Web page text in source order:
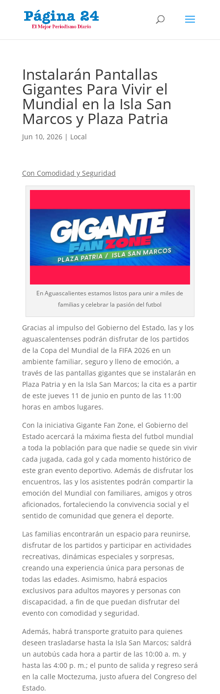
Instalarán Pantallas
Gigantes Para Vivir el
Mundial en la Isla San
Marcos y Plaza Patria
Jun 10, 2026| Local
Con Comodidad y Seguridad
En Aguascalientes estamos listos para unir a miles de
familias y celebrar la pasión del futbol
Gracias al impulso del Gobierno del Estado, las y los
aguascalentenses podrán disfrutar de los partidos
de la Copa del Mundial de la FIFA 2026 en un
ambiente familiar, seguro y lleno de emoción, a
través de las pantallas gigantes que se instalarán en
Plaza Patria y en la Isla San Marcos; la cita es a partir
de este jueves 11 de junio en punto de las 11:00
horas en ambos lugares.
Con la iniciativa Gigante Fan Zone, el Gobierno del
Estado acercará la máxima fiesta del futbol mundial
a toda la población para que nadie se quede sin vivir
cada jugada, cada gol y cada momento histórico de
este gran evento deportivo. Además de disfrutar los
encuentros, las y los asistentes podrán compartir la
emoción del Mundial con familiares, amigos y otros
aficionados, fortaleciendo la convivencia social y el
sentido de comunidad que genera el deporte.
Las familias encontrarán un espacio para reunirse,
disfrutar de los partidos y participar en actividades
recreativas, dinámicas especiales y sorpresas,
creando una experiencia única para personas de
todas las edades. Asimismo, habrá espacios
exclusivos para adultos mayores y personas con
discapacidad, a fin de que puedan disfrutar del
evento con comodidad y seguridad.
Además, habrá transporte gratuito para quienes
deseen trasladarse hasta la Isla San Marcos; saldrá
un autobús cada hora a partir de las 10:00 a. m. y
hasta las 4:00 p. m.; el punto de salida y regreso será
en la calle Moctezuma, justo afuera del Congreso del
Estado.